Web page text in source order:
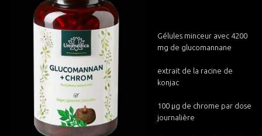
Gélules minceur avec 4200
mg de glucomannane
extrait de la racine de
konjac
100 µg de chrome par dose
journalière